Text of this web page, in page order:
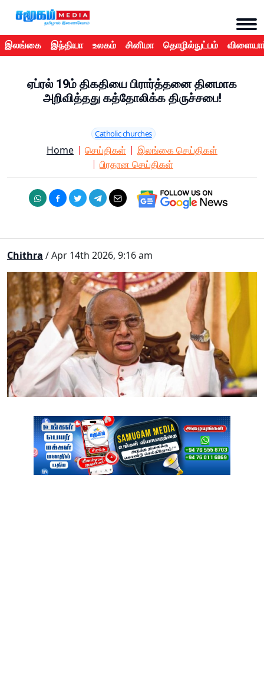
இலங்கை இந்தியா உலகம் சினிமா தொழில்நுட்பம்
ஏப்ரல் 19ம் திகதியை பிரார்த்தனை தினமாக
அறிவித்தது கத்தோலிக்க திருச்சபை!
Catholic churches
Home செய்திகள்
இலங்கை செய்திகள்
பிரதான செய்திகள்
Chithra / Apr 14th 2026, 9:16 am